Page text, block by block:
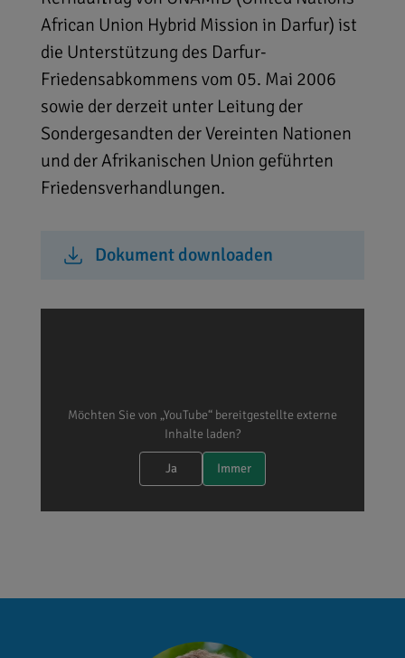
African Union Hybrid Mission in Darfur) ist
die Unterstützung des Darfur-
Friedensabkommens vom 05. Mai 2006
sowie der derzeit unter Leitung der
Sondergesandten der Vereinten Nationen
und der Afrikanischen Union geführten
Friedensverhandlungen.
Dokument downloaden
Möchten Sie von „YouTube“ bereitgestellte externe
Inhalte laden?
Ja Immer